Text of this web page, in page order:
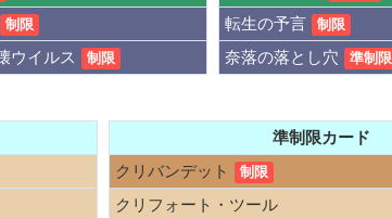
制限
ウイルス 制限
転生の予言 制限
奈落の落とし穴 準制限
準制限カード
クリバンデット
制限
クリフォート・ツール